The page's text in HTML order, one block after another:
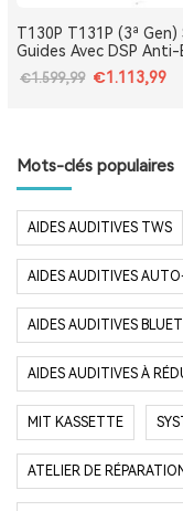
T130P T131P (3ª
Guides Avec DSP
Eiffel, Le Louvre,
€1.599,99 €1.113,99
Mots-clés populaires
AIDES AUDITIVES TWS
AIDES AUDITIVES
AIDES AUDITIVES
AIDES AUDITIVES À
MIT KASSETTE
ATELIER DE